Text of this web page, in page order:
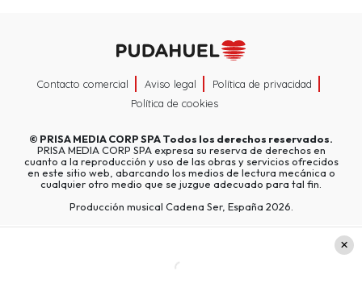
Contacto comercial Aviso legal
Política de privacidad
Política de cookies
© PRISA MEDIA CORP SPATodos los derechos reservados.
PRISA MEDIA CORP SPA expresa su reserva de derechos en
cuanto a la reproducción y uso de las obras y servicios ofrecidos
en este sitio web, abarcando los medios de lectura mecánica o
cualquier otro medio que se juzgue adecuado para tal fin.
Producción musical Cadena Ser, España 2026.